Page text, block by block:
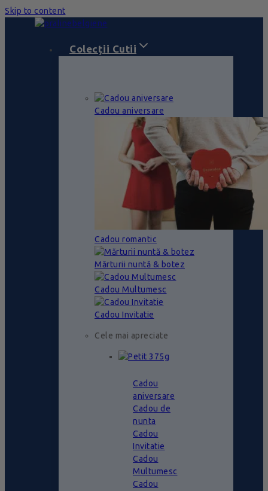
Skip to content
Colecții Cutii
Cadou aniversare
Cadou romantic
Mărturii nuntă & botez
Cadou Multumesc
Cadou Invitatie
Cele mai apreciate
Cadou
aniversare
Cadou de
nunta
Cadou
Invitatie
Cadou
Multumesc
Cadou